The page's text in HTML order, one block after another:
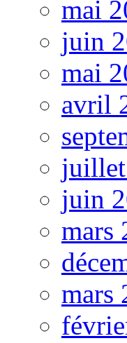
mai
juin
mai
avril
juin
mars
mars